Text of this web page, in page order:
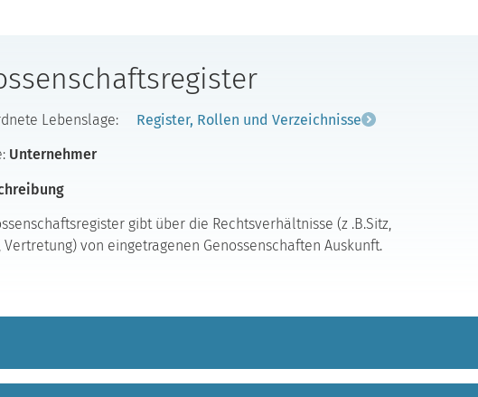
Lebenslage: Register, Rollen und Verzeichnisse
Unternehmer
gibt über die Rechtsverhältnisse (z .B.Sitz,
Vertretung) von eingetragenen Genossenschaften Auskunft.